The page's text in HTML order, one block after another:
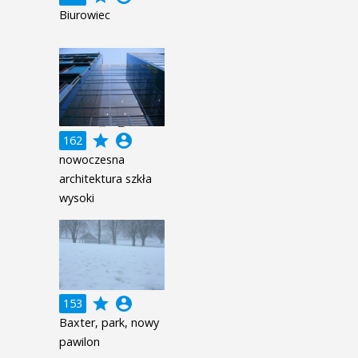
Biurowiec
162 grade account_circle
nowoczesna
architektura szkła
wysoki
153 grade account_circle
Baxter, park, nowy
pawilon